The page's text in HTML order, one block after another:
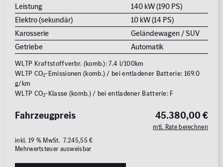
Leistung
140 kW (190 PS)
Elektro (sekundär)
10 kW (14 PS)
Karosserie
Geländewagen / SUV
Getriebe
Automatik
WLTP Kraftstoffverbr. (komb.): 7.4 l/100km
WLTP CO2-Emissionen (komb.) / bei entladener Batterie: 169.0
g/km
WLTP CO2-Klasse (komb.) / bei entladener Batterie: F
45.380,00 €
mtl. Rate berechnen
Fahrzeugpreis
inkl. 19 % MwSt. 7.245,55 €
Mehrwertsteuer ausweisbar